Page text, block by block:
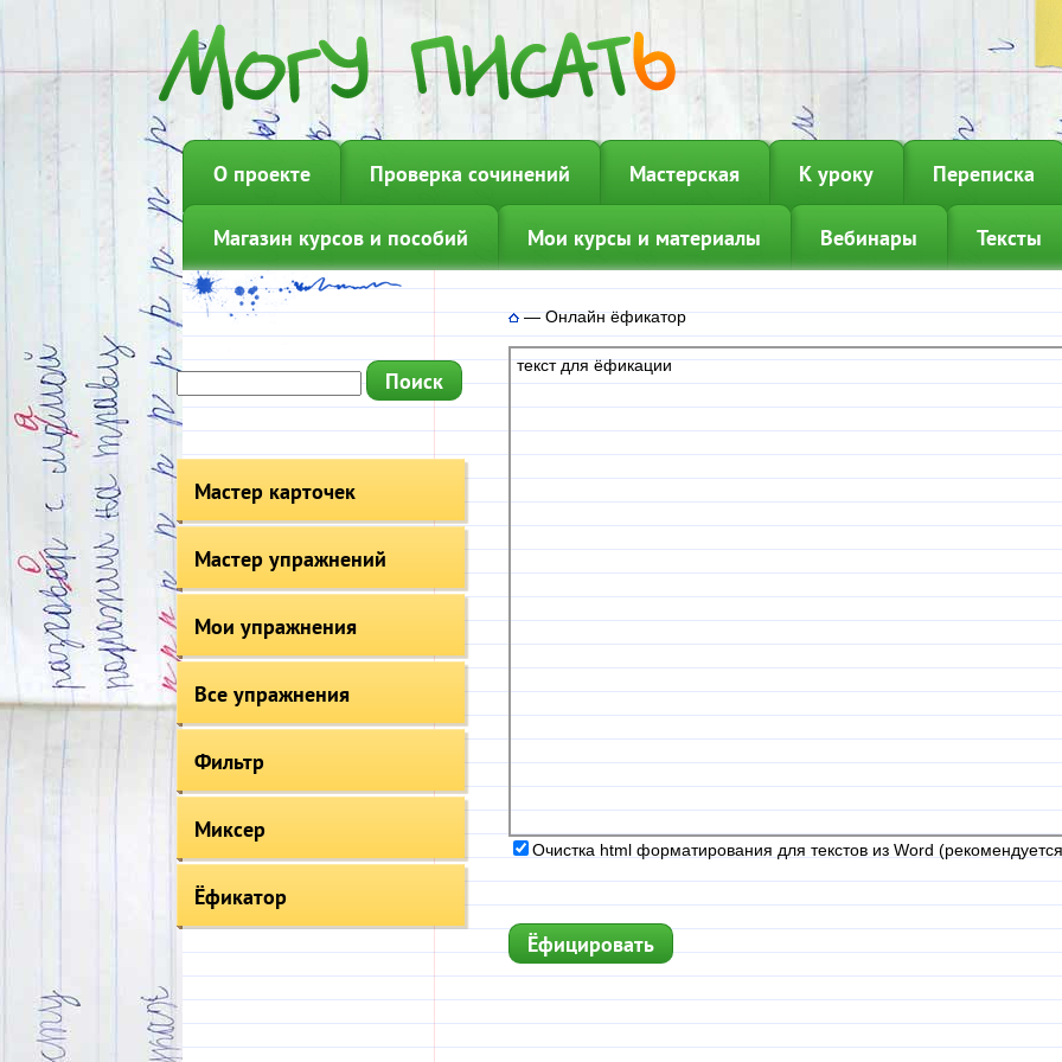
О проекте Проверка сочинений Мастерская К уроку Переписка
Магазин курсов и пособий Мои курсы и материалы Вебинары Тексты
Мастер карточек
Мастер упражнений
Мои упражнения
Все упражнения
Фильтр
Миксер
Ёфикатор
—Онлайн ёфикатор
текст для ёфикации
Очистка html форматирования для текстов из Word
Ёфицировать